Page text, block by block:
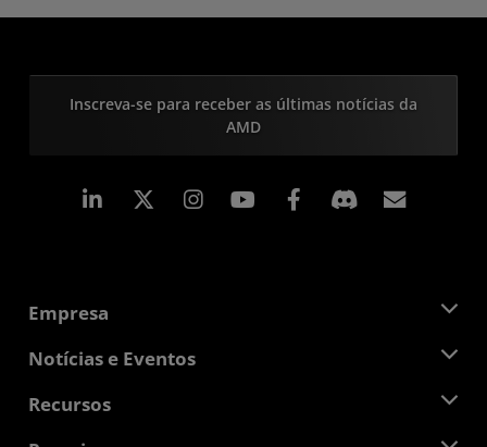
Inscreva-se para receber as últimas notícias da
AMD
Linkedin Instagram Facebook
Empresa
Sobre a AMD
Responsibilidade Corporativa
Oportunidades de Emprego
Notícias e Eventos
Sala de Imprensa
Recursos